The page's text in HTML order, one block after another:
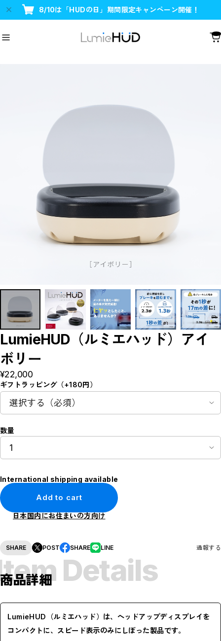
8/10は「HUDの日」期間限定キャンペーン開催！
LumieHUD（ルミエハッド）アイ
ボリー
¥22,000
ギフトラッピング（+180円）
数量
International shipping available
Add to cart
日本国内にお住まいの方向け
SHARE POST SHARE LINE 通報する
Details
商品詳細
LumieHUD（ルミエハッド）は、ヘッドアップディスプレイを
コンパクトに、スピード表示のみにしぼった製品です。